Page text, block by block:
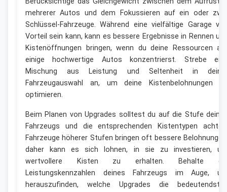
mehrerer Autos und dem Fokussieren auf ein oder
Schlüssel-Fahrzeuge. Während eine vielfältige Garage
Vorteil sein kann, kann es bessere Ergebnisse in Rennen
Kistenöffnungen bringen, wenn du deine Ressourcen
einige hochwertige Autos konzentrierst. Strebe
Mischung aus Leistung und Seltenheit in
Fahrzeugauswahl an, um deine Kistenbelohnungen
optimieren.
Beim Planen von Upgrades solltest du auf die Stufe
Fahrzeugs und die entsprechenden Kistentypen
Fahrzeuge höherer Stufen bringen oft bessere
daher kann es sich lohnen, in sie zu investieren,
wertvollere Kisten zu erhalten. Behalte
Leistungskennzahlen deines Fahrzeugs im Auge,
herauszufinden, welche Upgrades die